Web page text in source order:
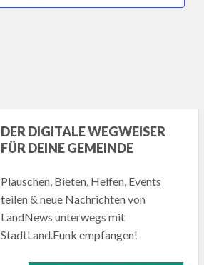
DER DIGITALE WEGWEISER
FÜR DEINE GEMEINDE
Plauschen, Bieten, Helfen, Events
teilen & neue Nachrichten von
LandNews unterwegs mit
StadtLand.Funk empfangen!